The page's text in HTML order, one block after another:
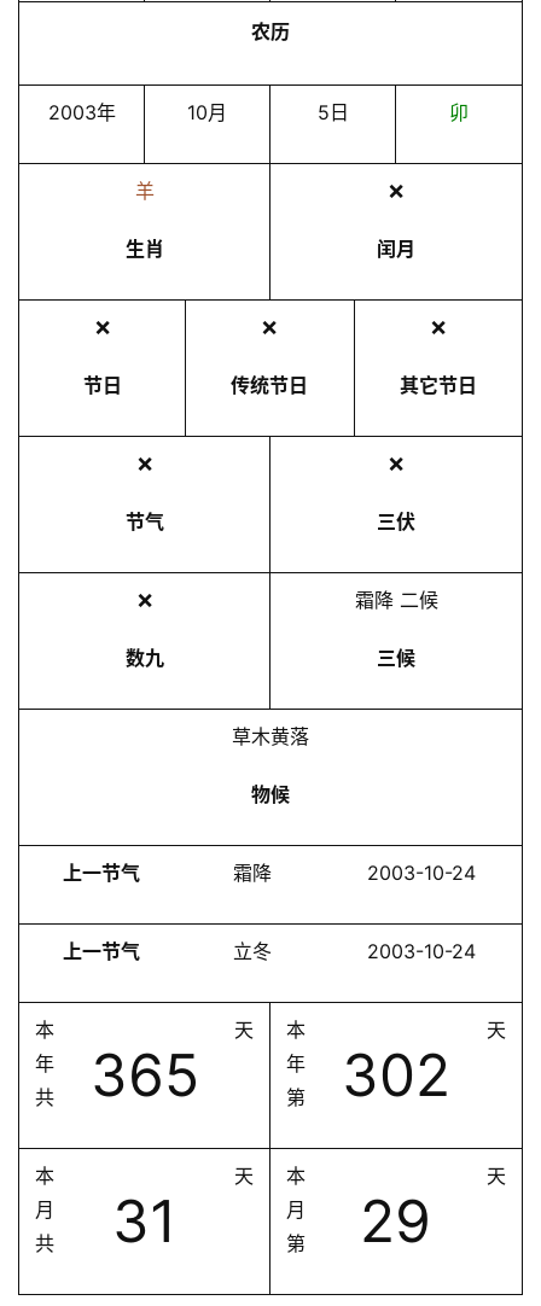
农历
2003年 10月 5日 卯
羊
生肖
❌
闰月
❌
节日
❌
传统节日
❌
其它节日
❌
节气
❌
三伏
❌
数九
霜降 二候
三候
草木黄落
物候
上一节气 霜降 2003-10-24
上一节气 立冬 2003-10-24
本
年
共
365
天
本
年
第
302
天
本
月
共
31
天
本
月
第
29
天